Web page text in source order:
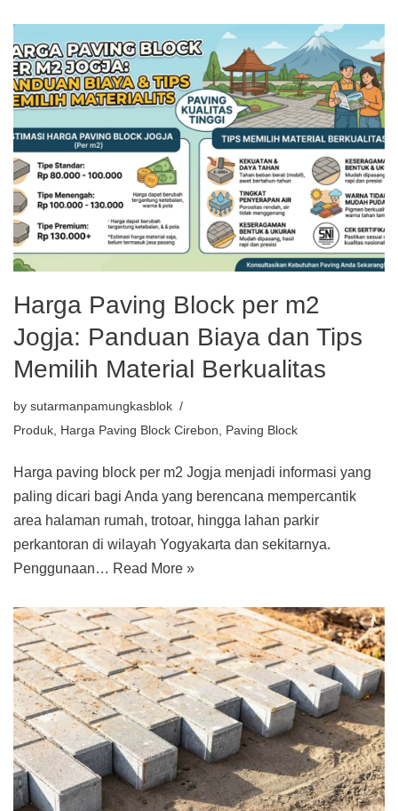
Harga Paving Block per m2
Jogja: Panduan Biaya dan Tips
Memilih Material Berkualitas
by sutarmanpamungkasblok
Produk, Harga Paving Block Cirebon, Paving Block
Harga paving block per m2 Jogja menjadi informasi yang
paling dicari bagi Anda yang berencana mempercantik
area halaman rumah, trotoar, hingga lahan parkir
perkantoran di wilayah Yogyakarta dan sekitarnya.
Penggunaan… Read More »